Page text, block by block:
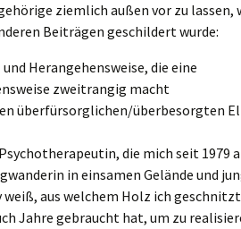
ziemlich außen vor zu lassen,
Beiträgen geschildert wurde:
Herangehensweise, die eine
zweitrangig macht
überfürsorglichen/überbesorgten
die mich seit 1979
in einsamen Gelände und
aus welchem Holz ich
Jahre gebraucht hat, um zu